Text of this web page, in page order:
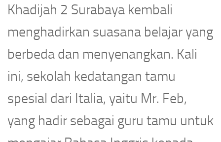
Khadijah 2 Surabaya kembali
menghadirkan suasana belajar yang
berbeda dan menyenangkan. Kali
ini, sekolah kedatangan tamu
spesial dari Italia, yaitu Mr. Feb,
yang hadir sebagai guru tamu untuk